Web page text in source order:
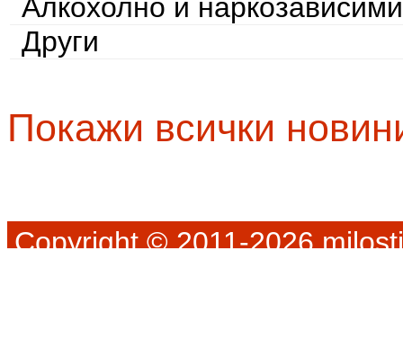
Алкохолно и наркозависими
Други
Покажи всички
Copyright © 2011-2026